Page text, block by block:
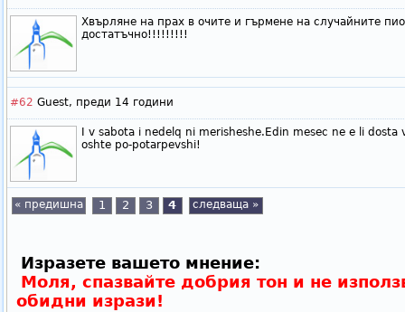
Хвърляне на прах в очите и гърмене на случайните
достатъчно!!!!!!!!!
#62 Guest, преди 14 години
I v sabota i nedelq ni merisheshe.Edin mesec ne e li dosta
oshte po-potarpevshi!
« предишна 1 2 3 4 следваща »
Изразете вашето мнение:
Моля, спазвайте добрия тон и не
обидни изрази!